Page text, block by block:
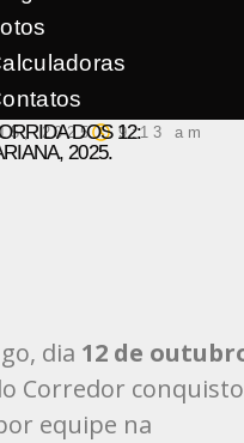
2025 9:13 am
MAIS UMA
DOS 12:
2025.
dia 12 de
Corredor
equipe na